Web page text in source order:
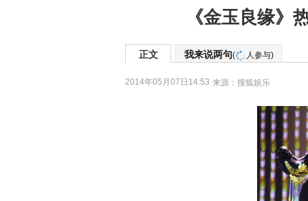
《金玉良缘》
正文 我来说两句( 人参与)
2014年05月07日14:53 来源： 搜狐娱乐